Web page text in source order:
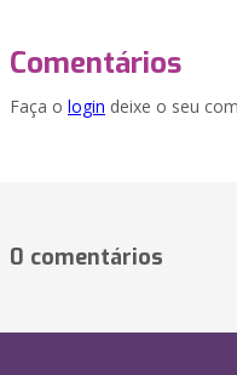
Comentários
Faça o login deixe o seu
0 comentários